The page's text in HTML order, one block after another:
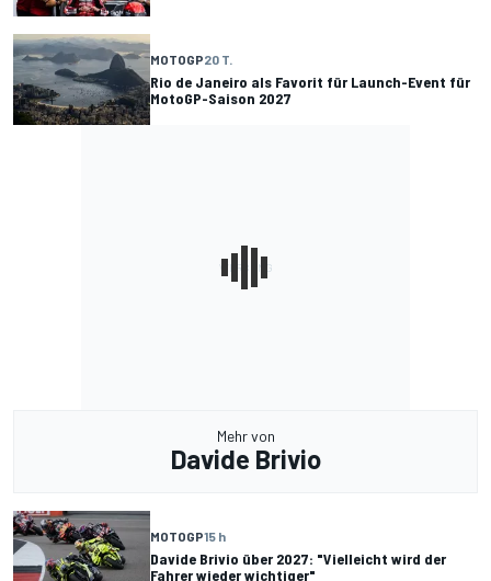
MOTOGP20 T.
Rio de Janeiro als Favorit für Launch-Event für
MotoGP-Saison 2027
Mehr von
Davide Brivio
MOTOGP15 h
Davide Brivio über 2027: "Vielleicht wird der
Fahrer wieder wichtiger"